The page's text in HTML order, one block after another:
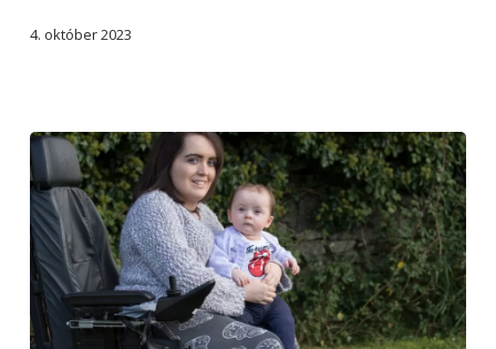
4. október 2023